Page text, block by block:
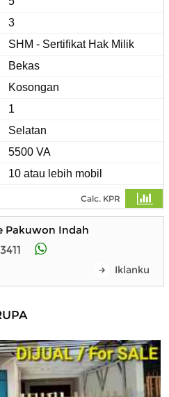
3
SHM - Sertifikat Hak Milik
Bekas
Kosongan
1
Selatan
5500 VA
10 atau lebih mobil
Calc. KPR
Pakuwon Indah
Iklanku